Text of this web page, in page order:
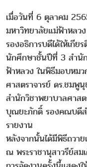
เมื่อวันที่ 6 ตุลาคม
มหาวิทยาลัยแม่ฟ้าหลว
รองอธิการบดีได้ให้เกีย
นักศึกษาชั้นปีที่ 3 สำนั
ฟ้าหลวง ในพิธีมอบหม
ศาสตราจารย์ ดร.ชมพู
สำนักวิชาพยาบาลศาส
บุณยะภักดิ์ รองคณบดีส
รายงาน
หลังจากนั้นได้มีพิธีถวา
ณ พระราชานุสาวรีย์สม